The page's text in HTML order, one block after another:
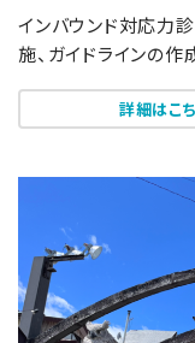
インバウンド対応力
施、ガイドラインの作
詳細はこ